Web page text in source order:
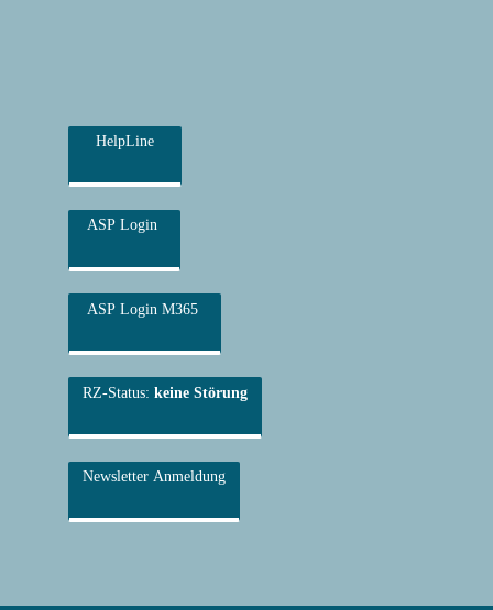
HelpLine
ASP Login
ASP Login M365
RZ-Status:keine Störung
Newsletter Anmeldung